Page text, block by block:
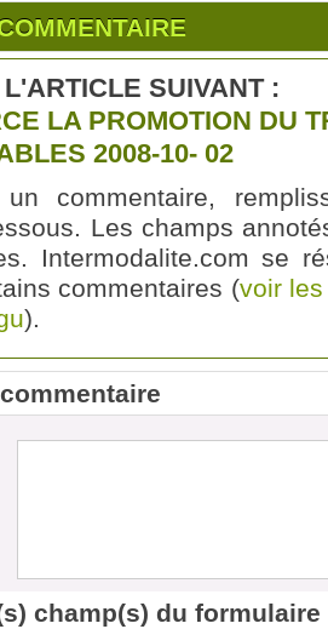
SUIVANT :
LA PROMOTION DU
2008-10- 02
commentaire,
Les champs
Intermodalite.com se
commentaires (voir
).
champ(s) du formulaire